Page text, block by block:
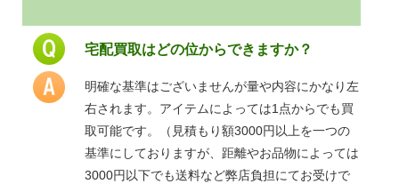
宅配買取はどの位からできますか？
明確な基準はございませんが量や内容にかなり左
右されます。アイテムによっては1点からでも買
取可能です。（見積もり額3000円以上を一つの
基準にしておりますが、距離やお品物によっては
3000円以下でも送料など弊店負担にてお受けで